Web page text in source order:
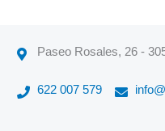
Paseo Rosales, 26 -
622 007 579